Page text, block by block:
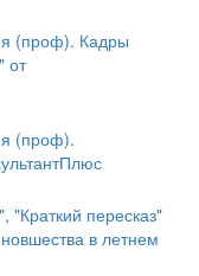
(проф). Кадры
от
(проф).
"Краткий пересказ"
в летнем